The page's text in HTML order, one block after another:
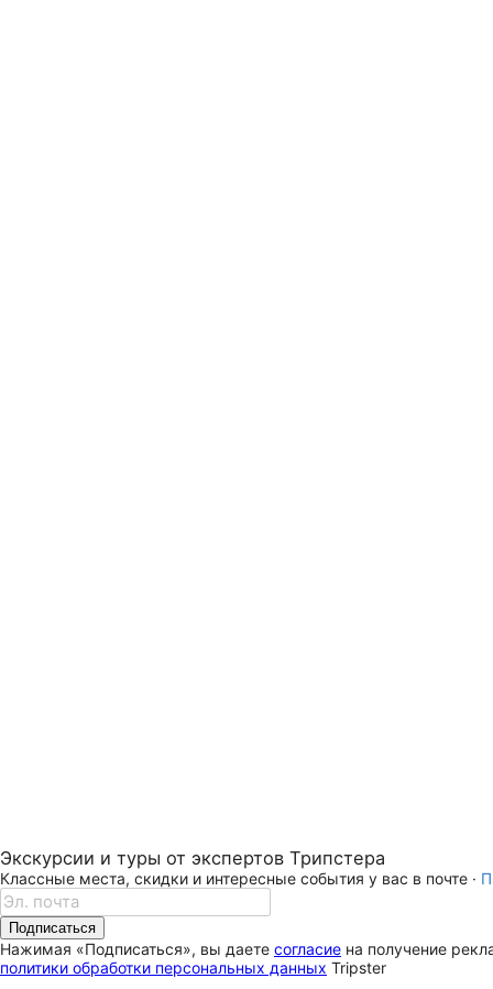
Экскурсии и туры от экспертов Трипстера
Классные места, скидки и интересные события у вас в почте ·
Подписаться
Нажимая «Подписаться», вы даете согласие на получение
политики обработки персональных данных Tripster